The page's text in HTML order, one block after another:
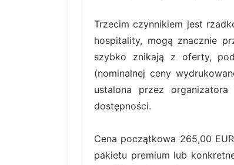
Trzecim czynnikiem jest
hospitality, mogą znacznie
szybko znikają z oferty,
(nominalnej ceny
ustalona przez
dostępności.
Cena początkowa 265,00
pakietu premium lub